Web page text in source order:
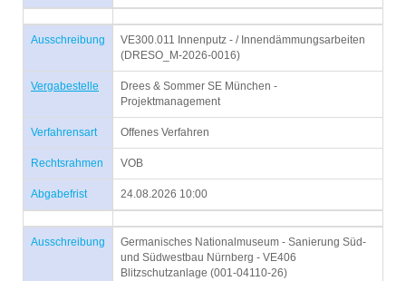
Ausschreibung
VE300.011 Innenputz - / Innendämmungsarbeiten
(DRESO_M-2026-0016)
Vergabestelle
Drees & Sommer SE München -
Projektmanagement
Verfahrensart Offenes Verfahren
Rechtsrahmen VOB
Abgabefrist 24.08.2026 10:00
Ausschreibung
Germanisches Nationalmuseum - Sanierung Süd-
und Südwestbau Nürnberg - VE406
Blitzschutzanlage (001-04110-26)